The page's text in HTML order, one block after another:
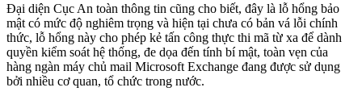
Đại diện Cục An toàn thông tin cũng cho biết, đây là lỗ hổng bảo
mật có mức độ nghiêm trọng và hiện tại chưa có bản vá lỗi chính
thức, lỗ hổng này cho phép kẻ tấn công thực thi mã từ xa để dành
quyền kiểm soát hệ thống, đe dọa đến tính bí mật, toàn vẹn của
hàng ngàn máy chủ mail Microsoft Exchange đang được sử dụng
bởi nhiều cơ quan, tổ chức trong nước.